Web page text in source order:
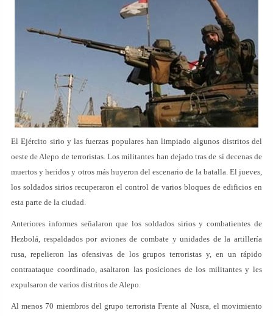
El Ejército sirio y las fuerzas populares han limpiado algunos distritos del
oeste de Alepo de terroristas. Los militantes han dejado tras de sí decenas de
muertos y heridos y otros más huyeron del escenario de la batalla. El jueves,
los soldados sirios recuperaron el control de varios bloques de edificios en
esta parte de la ciudad.
Anteriores informes señalaron que los soldados sirios y combatientes de
Hezbolá, respaldados por aviones de combate y unidades de la artillería
rusa, repelieron las ofensivas de los grupos terroristas y, en un rápido
contraataque coordinado, asaltaron las posiciones de los militantes y les
expulsaron de varios distritos de Alepo.
Al menos 70 miembros del grupo terrorista Frente al Nusra, el movimiento